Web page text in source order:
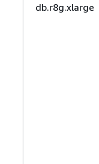
db.r8g.xlarge